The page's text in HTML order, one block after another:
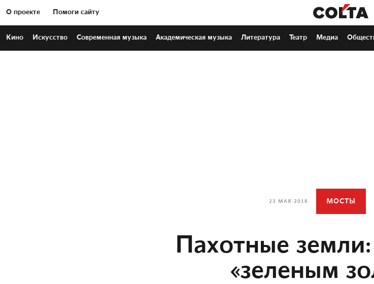
О проекте Помоги сайту
Кино Искусство Современная музыка Академическая музыка Литература Театр Медиа
23 МАЯ 2018 МОСТЫ
Пахотные земли:
«зеленым